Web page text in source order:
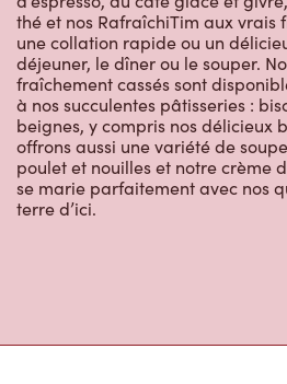
thé et nos RafraîchiTim aux vrais
une collation rapide ou un
déjeuner, le dîner ou le souper.
fraîchement cassés sont
à nos succulentes pâtisseries :
beignes, y compris nos délicieux
offrons aussi une variété de
poulet et nouilles et notre crème
se marie parfaitement avec nos
terre d’ici.